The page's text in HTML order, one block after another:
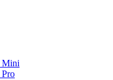
Mini